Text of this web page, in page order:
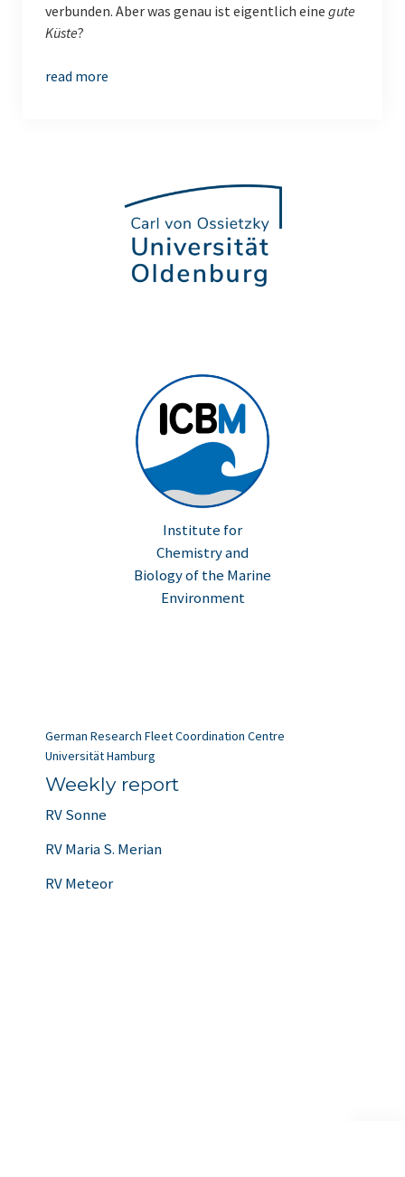
verbunden. Aber was genau ist eigentlich eine gute
Küste?
read more
Institute for
Chemistry and
Biology of the Marine
Environment
German Research Fleet Coordination Centre
Universität Hamburg
Weekly report
RV Sonne
RV Maria S. Merian
RV Meteor